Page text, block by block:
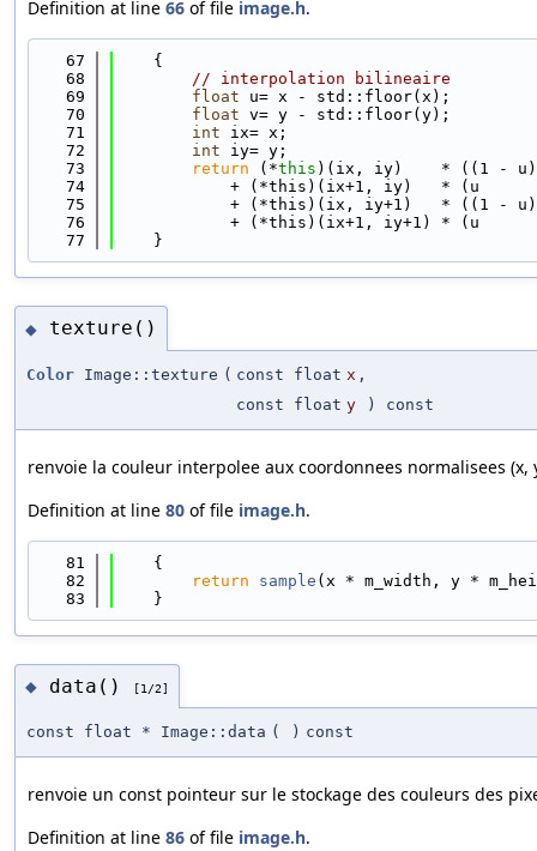
Definition at line 66 of file image.h.
   67
    {
   68
// interpolation bilineaire
   69
float u= x - std::floor(x);
   70
float v= y - std::floor(y);
   71
int ix= x;
   72
int iy= y;
   73
return (*this )(ix, iy)    * ((1 -
   74
+ (*this)(ix+1, iy)   * (u
   75
+ (*this)(ix, iy+1)   * ((1 -
   76
+ (*this)(ix+1, iy+1) * (u
   77
    }
◆ texture()
Color Image::texture ( const float x ,
const float y ) const
renvoie la couleur interpolee aux coordonnees normalisees (x,
Definition at line 80 of file image.h.
   81
    {
   82
return sample (x * m_width, y *
   83
    }
◆ data() [1/2]
const float * Image::data ( ) const
renvoie un const pointeur sur le stockage des couleurs des
Definition at line 86 of file image.h.